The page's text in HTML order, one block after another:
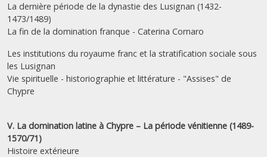
La dernière période de la dynastie des Lusignan (1432-
1473/1489)
La fin de la domination franque - Caterina Cornaro
Les institutions du royaume franc et la stratification sociale sous
les Lusignan
Vie spirituelle - historiographie et littérature - "Assises" de
Chypre
V. La domination latine à Chypre – La période vénitienne (1489-
1570/71)
Histoire extérieure